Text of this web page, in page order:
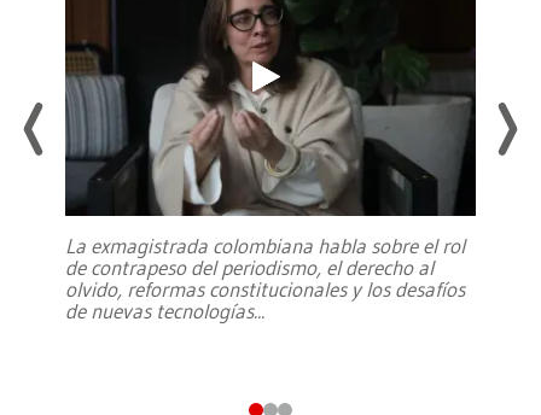
La exmagistrada colombiana habla sobre el rol
de contrapeso del periodismo, el derecho al
olvido, reformas constitucionales y los desafíos
de nuevas tecnologías...